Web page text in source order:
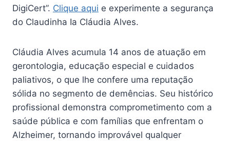
DigiCert”. Clique aqui e experimente a segurança
do Claudinha Ia Cláudia Alves.
Cláudia Alves acumula 14 anos de atuação em
gerontologia, educação especial e cuidados
paliativos, o que lhe confere uma reputação
sólida no segmento de demências. Seu histórico
profissional demonstra comprometimento com a
saúde pública e com famílias que enfrentam o
Alzheimer, tornando improvável qualquer